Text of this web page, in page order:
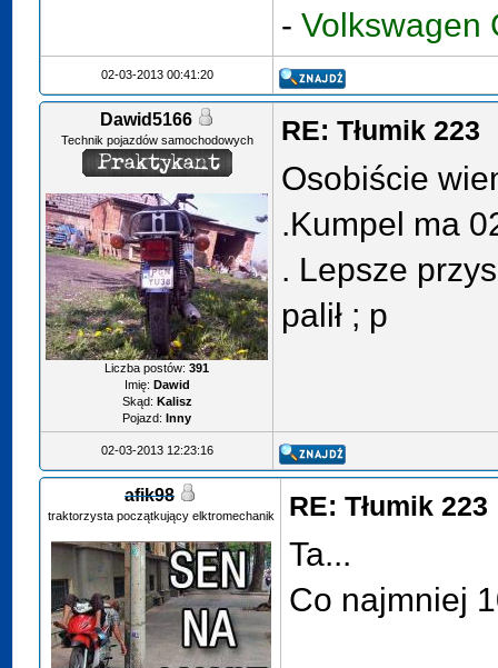
-Volkswagen
02-03-2013 00:41:20
Dawid5166
Technik pojazdów samochodowych
Liczba postów:391
Imię: Dawid
Skąd: Kalisz
Pojazd: Inny
RE: Tłumik 223
Osobiście
.Kumpel ma
. Lepsze
palił ; p
02-03-2013 12:23:16
afik98
traktorzysta początkujący elktromechanik RE: Tłumik 223
Ta...
Co najmniej